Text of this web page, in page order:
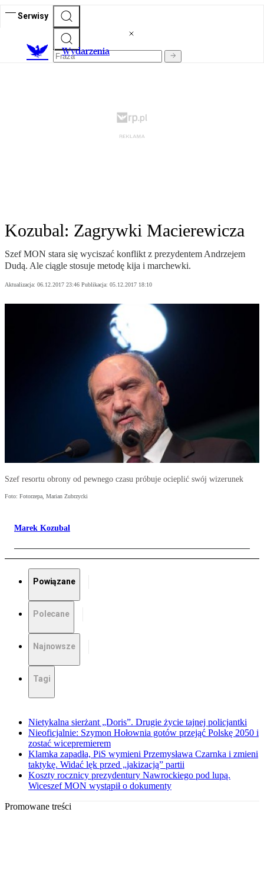
Serwisy
Wydarzenia
Kozubal: Zagrywki Macierewicza
Szef MON stara się wyciszać konflikt z prezydentem Andrzejem
Dudą. Ale ciągle stosuje metodę kija i marchewki.
Aktualizacja: 06.12.2017 23:46 Publikacja: 05.12.2017 18:10
Szef resortu obrony od pewnego czasu próbuje ocieplić swój wizerunek
Foto: Fotorzepa, Marian Zubrzycki
Marek Kozubal
Powiązane
Polecane
Najnowsze
Tagi
Nietykalna sierżant „Doris”. Drugie życie tajnej policjantki
Nieoficjalnie: Szymon Hołownia gotów przejąć Polskę 2050 i
zostać wicepremierem
Klamka zapadła, PiS wymieni Przemysława Czarnka i zmieni
taktykę. Widać lęk przed „jakizacją” partii
Koszty rocznicy prezydentury Nawrockiego pod lupą.
Wiceszef MON wystąpił o dokumenty
Promowane treści